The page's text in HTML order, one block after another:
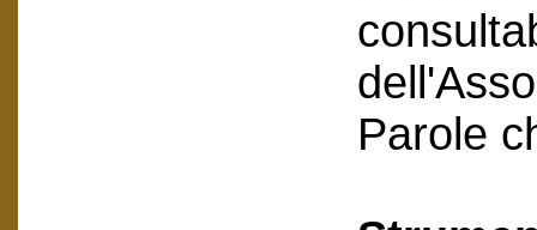
Parole